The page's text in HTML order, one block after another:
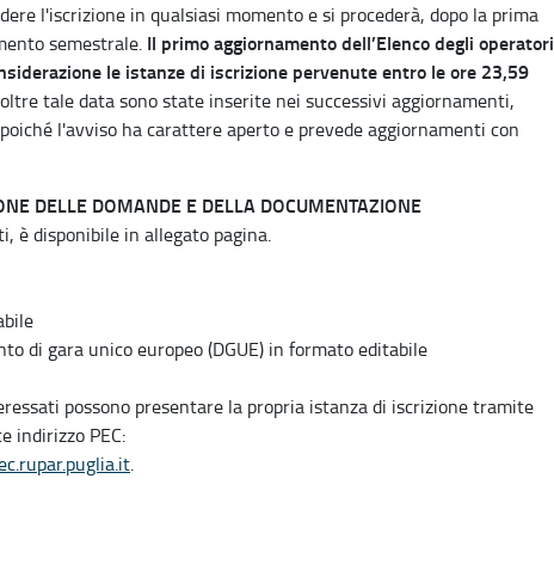
l'iscrizione in qualsiasi momento e si procederà, dopo la prima
semestrale. Il primo aggiornamento dell’Elenco degli operatori
le istanze di iscrizione pervenute entro le ore 23,59
tale data sono state inserite nei successivi aggiornamenti,
l'avviso ha carattere aperto e prevede aggiornamenti con
DELLE DOMANDE E DELLA DOCUMENTAZIONE
è disponibile in allegato pagina.
di gara unico europeo (DGUE) in formato editabile
possono presentare la propria istanza di iscrizione tramite
indirizzo PEC:
.